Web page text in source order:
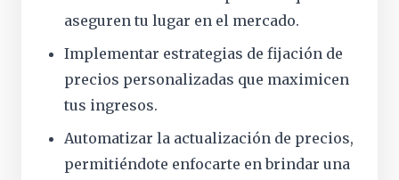
aseguren tu lugar en el mercado.
Implementar estrategias de fijación de
precios personalizadas que maximicen
tus ingresos.
Automatizar la actualización de precios,
permitiéndote enfocarte en brindar una